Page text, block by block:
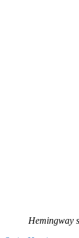
Hemingway